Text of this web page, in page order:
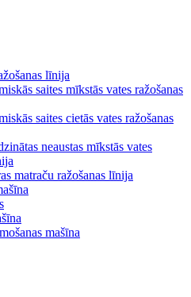
līnija
saites mīkstās vates ražošanas
saites cietās vates ražošanas
neaustas mīkstās vates
matraču ražošanas līnija
mašīna